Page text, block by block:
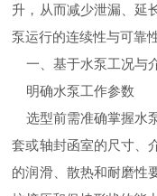
升，从而减少泄漏、延
泵运行的连续性与可靠性
一、基于水泵工况与
明确水泵工作参数
选型前需准确掌握水
套或轴封函室的尺寸、
的润滑、散热和耐磨性